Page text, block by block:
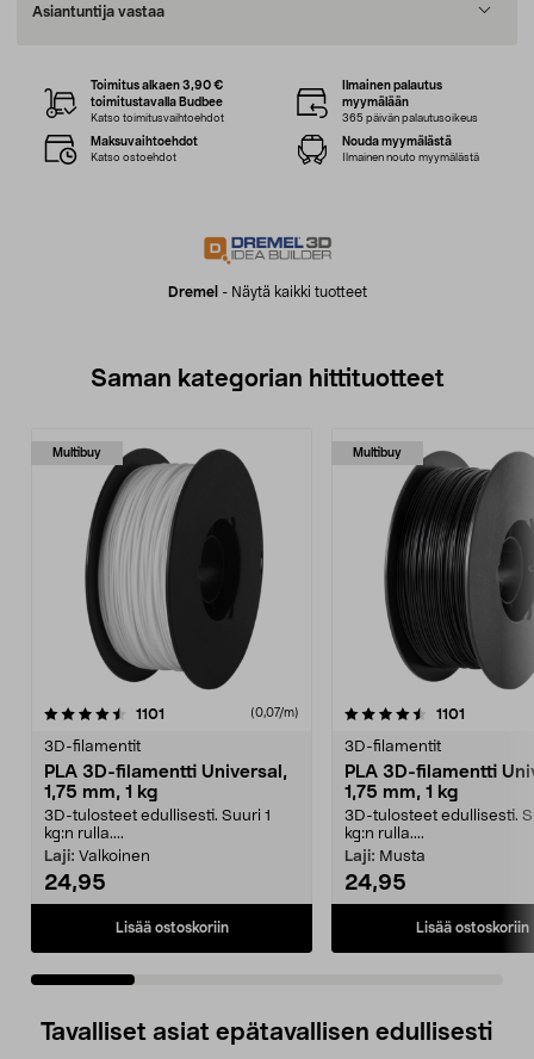
Asiantuntija vastaa
Dremel - Näytä kaikki tuotteet
Toimitus alkaen 3,90 €
toimitustavalla Budbee
Katso toimitusvaihtoehdot
Ilmainen palautus
myymälään
365 päivän palautusoikeus
Maksuvaihtoehdot
Katso ostoehdot
Nouda myymälästä
Ilmainen nouto myymälästä
Saman kategorian hittituotteet
Multibuy
1101 (0,07/m)
3D-filamentit
PLA 3D-filamentti Universal,
1,75 mm, 1 kg
3D-tulosteet edullisesti. Suuri 1
kg:n rulla....
Laji: Valkoinen
24,95
Lisää ostoskoriin
Multibuy
4.5 viidestä
1101
3D-filamentit
PLA 3D-filamentti
1,75 mm, 1 kg
3D-tulosteet edullisesti.
kg:n rulla....
Laji: Musta
24,95
Lisää ostoskoriin
4.0 viidestä
Tavalliset asiat epätavallisen edullisesti